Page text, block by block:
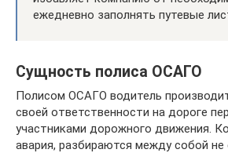
ежедневно заполнять путевые
Сущность полиса ОСАГО
Полисом ОСАГО водитель
своей ответственности на дороге
участниками дорожного движения.
авария, разбираются между собой не